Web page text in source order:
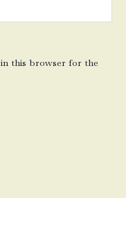
this browser for the